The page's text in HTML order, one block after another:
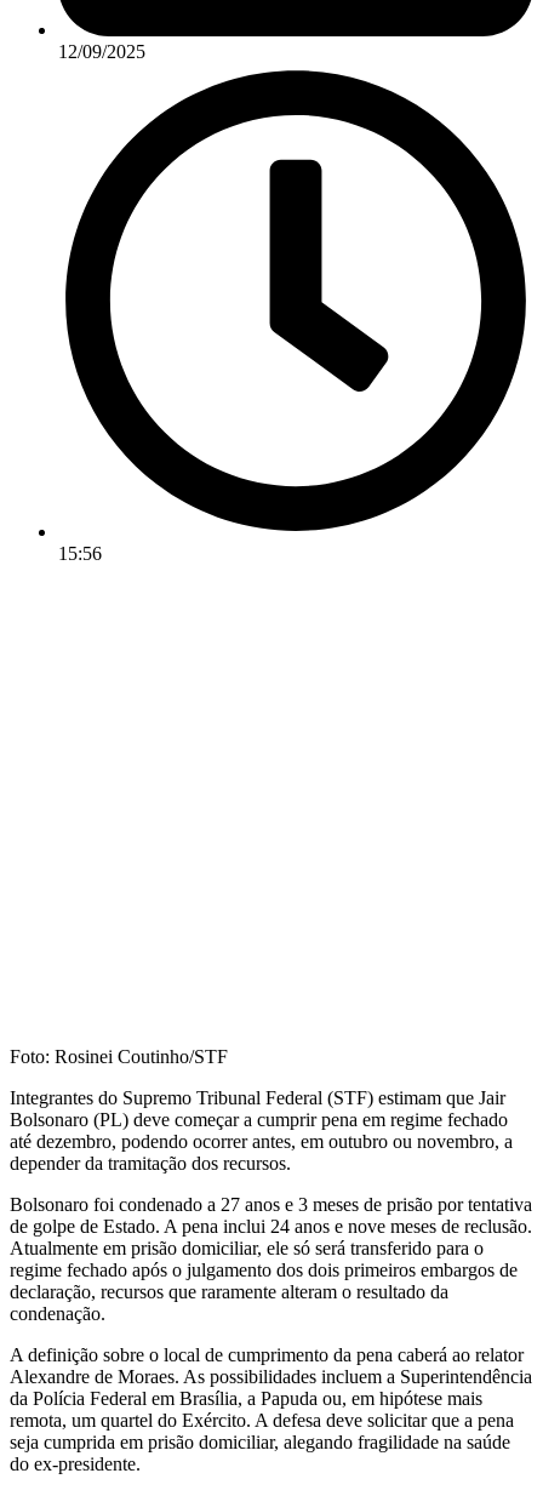
12/09/2025
15:56
Foto: Rosinei Coutinho/STF
Integrantes do Supremo Tribunal Federal (STF) estimam que Jair
Bolsonaro (PL) deve começar a cumprir pena em regime fechado
até dezembro, podendo ocorrer antes, em outubro ou novembro, a
depender da tramitação dos recursos.
Bolsonaro foi condenado a 27 anos e 3 meses de prisão por tentativa
de golpe de Estado. A pena inclui 24 anos e nove meses de reclusão.
Atualmente em prisão domiciliar, ele só será transferido para o
regime fechado após o julgamento dos dois primeiros embargos de
declaração, recursos que raramente alteram o resultado da
condenação.
A definição sobre o local de cumprimento da pena caberá ao relator
Alexandre de Moraes. As possibilidades incluem a Superintendência
da Polícia Federal em Brasília, a Papuda ou, em hipótese mais
remota, um quartel do Exército. A defesa deve solicitar que a pena
seja cumprida em prisão domiciliar, alegando fragilidade na saúde
do ex-presidente.